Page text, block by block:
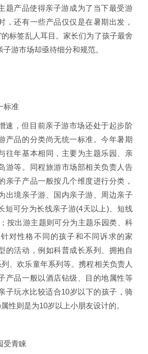
产品使得亲子游成为了当下最受游
，还有一些产品仅仅是在暑期出发，
的标签乱人耳目。家长们为了孩子最舍
游市场却亟待细分和规范。
标准
速，但目前亲子游市场还处于起步阶
产品的分类尚无统一标准。今年暑期
往年基本相同，主要为主题乐园、亲
游等。同程旅游市场部相关负责人告
亲子产品一般按几个维度进行分类，
出境亲子游、国内亲子游、周边亲子
短可分为长线亲子游(4天以上)、短线
按出游主题则可分为主题乐园类、科
对性格不同的孩子和不同诉求的家
的活动，例如科普成长系列、拥抱自
、欢乐童年系列等。携程相关负责人
产品一般以酒店钻级、目的地属性等
子玩水比较适合10岁以下的孩子，骑
性则是为10岁以上小朋友设计的。
受青睐